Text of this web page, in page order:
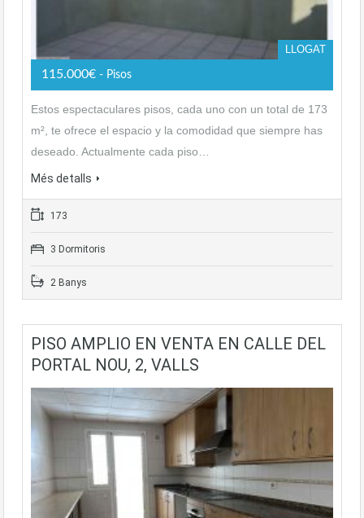
LLOGAT
115.000€ - Pisos
Estos espectaculares pisos, cada uno con un total de 173
m², te ofrece el espacio y la comodidad que siempre has
deseado. Actualmente cada piso…
Més detalls
173
3 Dormitoris
2 Banys
PISO AMPLIO EN VENTA EN CALLE DEL
PORTAL NOU, 2, VALLS